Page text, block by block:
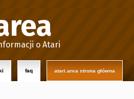
o Atari
faq atari.area strona główna